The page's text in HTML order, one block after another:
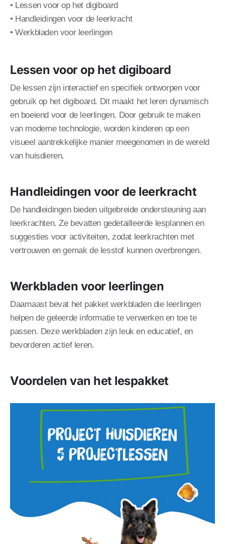
• Lessen voor op het digiboard
• Handleidingen voor de leerkracht
• Werkbladen voor leerlingen
Lessen voor op het digiboard
De lessen zijn interactief en specifiek ontworpen voor
gebruik op het digiboard. Dit maakt het leren dynamisch
en boeiend voor de leerlingen. Door gebruik te maken
van moderne technologie, worden kinderen op een
visueel aantrekkelijke manier meegenomen in de wereld
van huisdieren.
Handleidingen voor de leerkracht
De handleidingen bieden uitgebreide ondersteuning aan
leerkrachten. Ze bevatten gedetailleerde lesplannen en
suggesties voor activiteiten, zodat leerkrachten met
vertrouwen en gemak de lesstof kunnen overbrengen.
Werkbladen voor leerlingen
Daarnaast bevat het pakket werkbladen die leerlingen
helpen de geleerde informatie te verwerken en toe te
passen. Deze werkbladen zijn leuk en educatief, en
bevorderen actief leren.
Voordelen van het lespakket